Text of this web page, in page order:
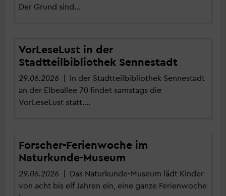
Der Grund sind…
VorLeseLust in der
Stadtteilbibliothek Sennestadt
29.06.2026 | In der Stadtteilbibliothek Sennestadt
an der Elbeallee 70 findet samstags die
VorLeseLust statt.…
Forscher-Ferienwoche im
Naturkunde-Museum
29.06.2026 | Das Naturkunde-Museum lädt Kinder
von acht bis elf Jahren ein, eine ganze Ferienwoche